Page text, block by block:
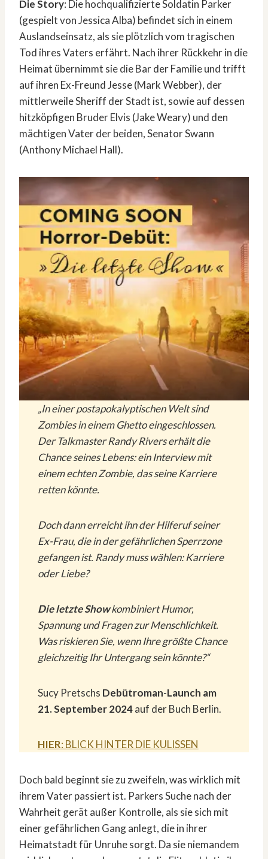
Die Story: Die hochqualifizierte Soldatin Parker
(gespielt von Jessica Alba) befindet sich in einem
Auslandseinsatz, als sie plötzlich vom tragischen
Tod ihres Vaters erfährt. Nach ihrer Rückkehr in die
Heimat übernimmt sie die Bar der Familie und trifft
auf ihren Ex-Freund Jesse (Mark Webber), der
mittlerweile Sheriff der Stadt ist, sowie auf dessen
hitzköpfigen Bruder Elvis (Jake Weary) und den
mächtigen Vater der beiden, Senator Swann
(Anthony Michael Hall).
„In einer postapokalyptischen Welt sind
Zombies in einem Ghetto eingeschlossen.
Der Talkmaster Randy Rivers erhält die
Chance seines Lebens: ein Interview mit
einem echten Zombie, das seine Karriere
retten könnte.
Doch dann erreicht ihn der Hilferuf seiner
Ex-Frau, die in der gefährlichen Sperrzone
gefangen ist. Randy muss wählen: Karriere
oder Liebe?
Die letzte Showkombiniert Humor,
Spannung und Fragen zur Menschlichkeit.
Was riskieren Sie, wenn Ihre größte Chance
gleichzeitig Ihr Untergang sein könnte?“
Sucy Pretschs Debütroman-Launch am
21. September 2024auf der Buch Berlin.
HIER: BLICK HINTER DIE KULISSEN
Doch bald beginnt sie zu zweifeln, was wirklich mit
ihrem Vater passiert ist. Parkers Suche nach der
Wahrheit gerät außer Kontrolle, als sie sich mit
einer gefährlichen Gang anlegt, die in ihrer
Heimatstadt für Unruhe sorgt. Da sie niemandem